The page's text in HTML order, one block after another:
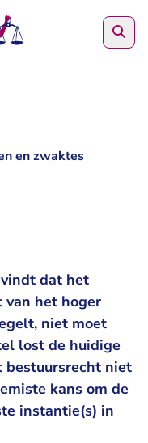
en zwaktes
dat het
van het hoger
niet moet
lost de huidige
bestuursrecht niet
kans om de
instantie(s) in